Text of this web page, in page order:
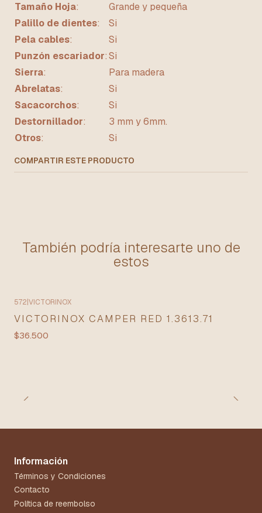
Tamaño Hoja:
Grande y pequeña
Palillo de dientes:
Si
Pela cables:
Si
Punzón escariador:Si
Sierra:
Para madera
Abrelatas:
Si
Sacacorchos:
Si
Destornillador:
3 mm y 6mm.
Otros: Si
COMPARTIR ESTE PRODUCTO
También podría interesarte uno de
estos
572 VICTORINOX
VICTORINOX CAMPER RED 1.3613.71
$36.500
Información
Términos y Condiciones
Contacto
Política de reembolso